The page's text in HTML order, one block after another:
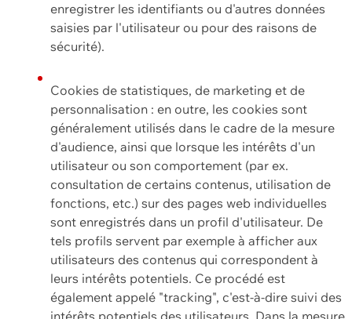
enregistrer les identifiants ou d'autres données
saisies par l'utilisateur ou pour des raisons de
sécurité).
Cookies de statistiques, de marketing et de
personnalisation : en outre, les cookies sont
généralement utilisés dans le cadre de la mesure
d'audience, ainsi que lorsque les intérêts d'un
utilisateur ou son comportement (par ex.
consultation de certains contenus, utilisation de
fonctions, etc.) sur des pages web individuelles
sont enregistrés dans un profil d'utilisateur. De
tels profils servent par exemple à afficher aux
utilisateurs des contenus qui correspondent à
leurs intérêts potentiels. Ce procédé est
également appelé "tracking", c'est-à-dire suivi des